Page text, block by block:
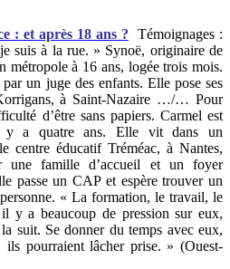
: et après 18 ans ?
Témoignages :
suis à la rue. » Synoë, originaire de
métropole à 16 ans, logée trois mois.
un juge des enfants. Elle pose ses
à Saint-Nazaire …/… Pour
d’être sans papiers. Carmel est
a quatre ans. Elle vit dans un
centre éducatif Tréméac, à Nantes,
une famille d’accueil et un foyer
passe un CAP et espère trouver un
« La formation, le travail, le
y a beaucoup de pression sur eux,
suit. Se donner du temps avec eux,
ils pourraient lâcher prise. » (Ouest-